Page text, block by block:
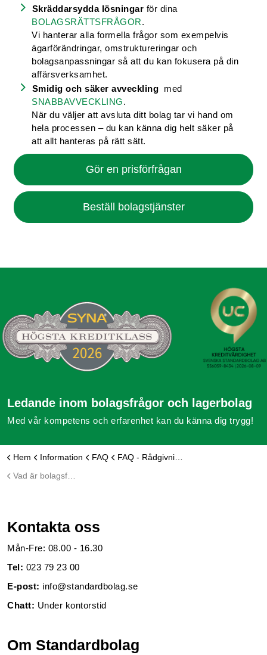
Skräddarsydda lösningar för dina
BOLAGSRÄTTSFRÅGOR.
Vi hanterar alla formella frågor som exempelvis
ägarförändringar, omstruktureringar och
bolagsanpassningar så att du kan fokusera på din
affärsverksamhet.
Smidig och säker avveckling med
SNABBAVVECKLING.
När du väljer att avsluta ditt bolag tar vi hand om
hela processen – du kan känna dig helt säker på
att allt hanteras på rätt sätt.
Gör en prisförfrågan
Beställ bolagstjänster
Ledande inom bolagsfrågor och lagerbolag
Med vår kompetens och erfarenhet kan du känna dig trygg!
Hem Information FAQ
FAQ - Rådgivning
Vad är bolagsform?
Kontakta oss
Mån-Fre: 08.00 - 16.30
Tel: 023 79 23 00
E-post: info@standardbolag.se
Chatt: Under kontorstid
Om Standardbolag